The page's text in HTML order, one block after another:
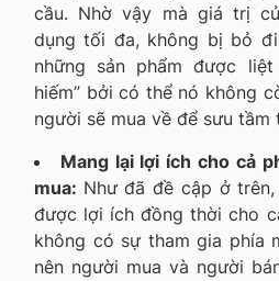
cầu. Nhờ vậy mà giá trị
dụng tối đa, không bị bỏ
những sản phẩm được
hiếm” bởi có thể nó không
người sẽ mua về để sưu tầm
Mang lại lợi ích cho cả
mua: Như đã đề cập ở
được lợi ích đồng thời cho
không có sự tham gia phía
nên người mua và người